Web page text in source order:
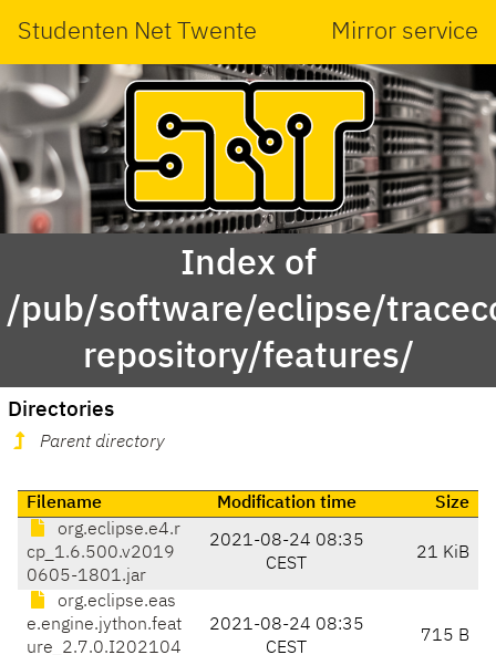
Studenten Net Twente Mirror service
Index of
/pub/software/eclipse/
repository/features/
Directories
Parent directory
Filename Modification time
Size
org.eclipse.e4.r
cp_1.6.500.v2019
0605-1801.jar
2021-08-24 08:35
CEST
21 KiB
org.eclipse.eas
e.engine.jython.feat
ure_2.7.0.I202104
2021-08-24 08:35
CEST
715 B